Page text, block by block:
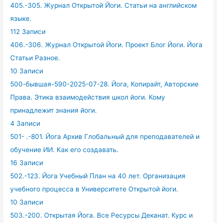
405.-305. Журнал Открытой Йоги. Статьи на английском
языке.
112 Записи
406.-306. Журнал Открытой Йоги. Проект Блог Йоги. Йога
Статьи Разное.
10 Записи
500-бывшая-590-2025-07-28. Йога, Копирайт, Авторские
Права. Этика взаимодействия школ йоги. Кому
принадлежит знания йоги.
4 Записи
501- .-801. Йога Архив Глобальный для преподавателей и
обучение ИИ. Как его создавать.
16 Записи
502.-123. Йога Учебный План на 40 лет. Организация
учебного процесса в Университете Открытой йоги.
10 Записи
503.-200. Открытая Йога. Все Ресурсы Деканат. Курс и